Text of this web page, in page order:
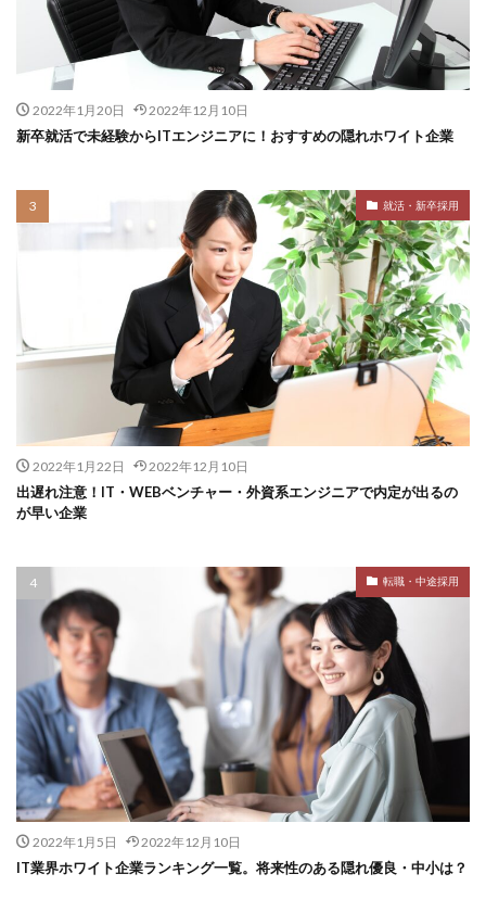
2022年1月20日 2022年12月10日
新卒就活で未経験からITエンジニアに！おすすめの隠れホワイト企業
就活・新卒採用
2022年1月22日 2022年12月10日
出遅れ注意！IT・WEBベンチャー・外資系エンジニアで内定が出るの
が早い企業
転職・中途採用
2022年1月5日 2022年12月10日
IT業界ホワイト企業ランキング一覧。将来性のある隠れ優良・中小は？